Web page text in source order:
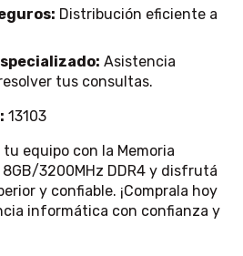
Distribución eficiente a
Asistencia
tus consultas.
13103
equipo con la Memoria
8GB/3200MHz DDR4 y disfrutá
y confiable. ¡Comprala hoy
informática con confianza y